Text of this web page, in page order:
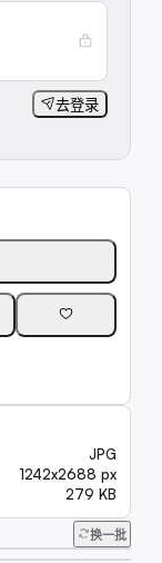
去登录
JPG
1242x2688 px
279 KB
换一批
20K
7.8K
6.7K